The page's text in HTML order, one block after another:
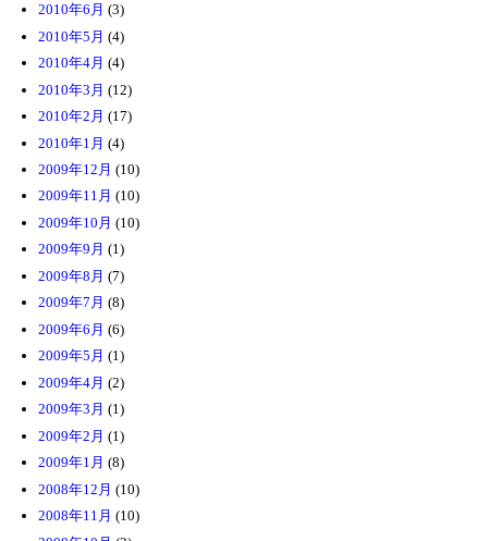
2010年6月 (3)
2010年5月 (4)
2010年4月 (4)
2010年3月 (12)
2010年2月 (17)
2010年1月 (4)
2009年12月 (10)
2009年11月 (10)
2009年10月 (10)
2009年9月 (1)
2009年8月 (7)
2009年7月 (8)
2009年6月 (6)
2009年5月 (1)
2009年4月 (2)
2009年3月 (1)
2009年2月 (1)
2009年1月 (8)
2008年12月 (10)
2008年11月 (10)